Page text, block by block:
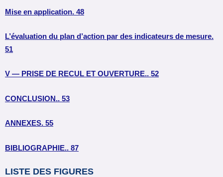
Mise en application. 48
L’évaluation du plan d’action par des indicateurs de mesure.
51
V — PRISE DE RECUL ET OUVERTURE.. 52
CONCLUSION.. 53
ANNEXES. 55
BIBLIOGRAPHIE.. 87
LISTE DES FIGURES